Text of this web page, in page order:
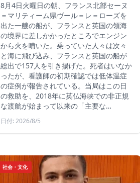
8月4日火曜日の朝、フランス北部セーヌ
＝マリティーム県ヴール＝レ＝ローズを
出た一艘の船が、フランスと英国の領海
の境界に差しかかったところでエンジン
から火を噴いた。乗っていた人々は次々
と海に飛び込み、フランスと英国の船が
総出で157人を引き揚げた。死者はいなか
ったが、看護師の初期確認では低体温症
の症例が報告されている。当局はこの日
の救助を、2018年に英仏海峡での非正規
な渡航が始まって以来の「主要な…
日付: 2026/8/5
社会・文化